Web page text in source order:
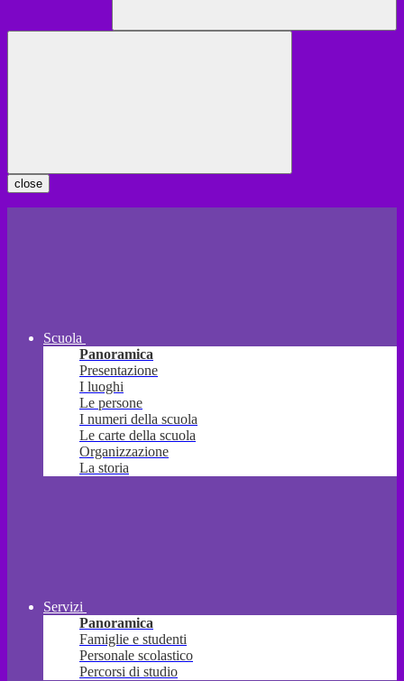
close
Scuola
Panoramica
Presentazione
I luoghi
Le persone
I numeri della scuola
Le carte della scuola
Organizzazione
La storia
Servizi
Panoramica
Famiglie e studenti
Personale scolastico
Percorsi di studio